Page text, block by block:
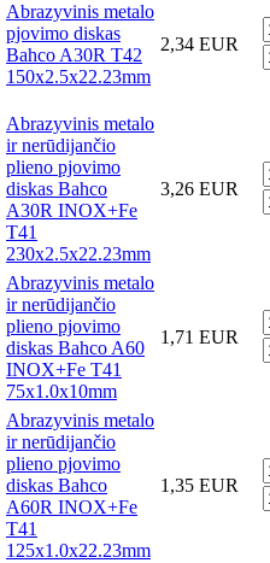
Abrazyvinis metalo
pjovimo diskas
Bahco A30R T42
150x2.5x22.23mm
2,34 EUR
Abrazyvinis metalo
ir nerūdijančio
plieno pjovimo
diskas Bahco
A30R INOX+Fe
T41
230x2.5x22.23mm
3,26 EUR
Abrazyvinis metalo
ir nerūdijančio
plieno pjovimo
diskas Bahco A60
INOX+Fe T41
75x1.0x10mm
1,71 EUR
Abrazyvinis metalo
ir nerūdijančio
plieno pjovimo
diskas Bahco
A60R INOX+Fe
T41
125x1.0x22.23mm
1,35 EUR